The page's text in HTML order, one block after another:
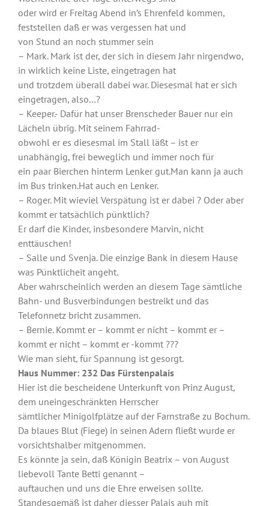
oder wird er Freitag Abend in’s Ehrenfeld kommen,
feststellen daß er was vergessen hat und
von Stund an noch stummer sein
– Mark. Mark ist der, der sich in diesem Jahr nirgendwo,
in wirklich keine Liste, eingetragen hat
und trotzdem überall dabei war. Diesesmal hat er sich
eingetragen, also…?
– Keeper.- Dafür hat unser Brenscheder Bauer nur ein
Lächeln übrig. Mit seinem Fahrrad-
obwohl er es diesesmal im Stall läßt – ist er
unabhängig, frei beweglich und immer noch für
ein paar Bierchen hinterm Lenker gut.Man kann ja auch
im Bus trinken.Hat auch en Lenker.
– Roger. Mit wieviel Verspätung ist er dabei ? Oder aber
kommt er tatsächlich pünktlich?
Er darf die Kinder, insbesondere Marvin, nicht
enttäuschen!
– Salle und Svenja. Die einzige Bank in diesem Hause
was Pünktlicheit angeht.
Aber wahrscheinlich werden an diesem Tage sämtliche
Bahn- und Busverbindungen bestreikt und das
Telefonnetz bricht zusammen.
– Bernie. Kommt er – kommt er nicht – kommt er –
kommt er nicht – kommt er -kommt ???
Wie man sieht, für Spannung ist gesorgt.
Haus Nummer: 232 Das Fürstenpalais
Hier ist die bescheidene Unterkunft von Prinz August,
dem uneingeschränkten Herrscher
sämtlicher Minigolfplätze auf der Farnstraße zu Bochum.
Da blaues Blut (Fiege) in seinen Adern fließt wurde er
vorsichtshalber mitgenommen.
Es könnte ja sein, daß Königin Beatrix – von August
liebevoll Tante Betti genannt –
auftauchen und uns die Ehre erweisen sollte.
Standesgemäß ist daher diesser Palais auh mit